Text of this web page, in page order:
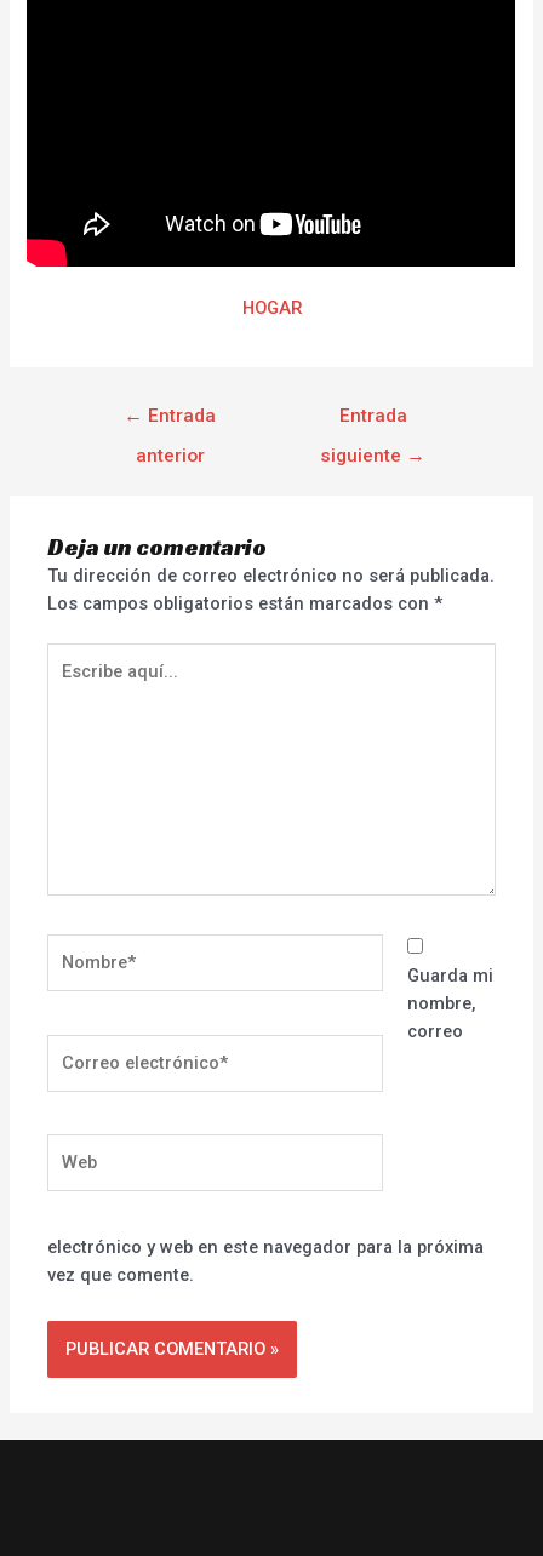
HOGAR
← Entrada
anterior
Entrada
siguiente →
Deja un comentario
Tu dirección de correo electrónico no será publicada.
Los campos obligatorios están marcados con*
aquí...
electrónico*
Guarda mi
nombre,
correo
electrónico y web en este navegador para la próxima
vez que comente.